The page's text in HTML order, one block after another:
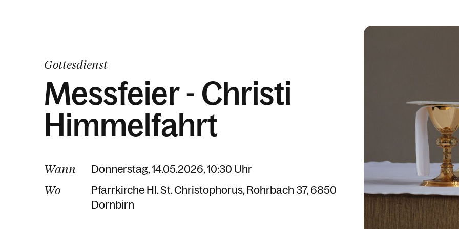
Gottesdienst
Messfeier - Christi
Himmelfahrt
Wann Donnerstag, 14.05.2026, 10:30 Uhr
Wo Pfarrkirche Hl. St. Christophorus Rohrbach 37 6850
Dornbirn